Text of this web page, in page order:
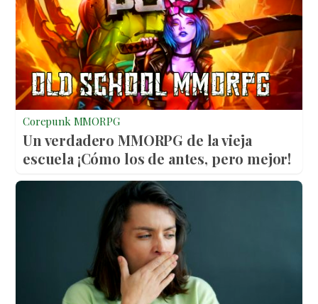
Corepunk MMORPG
Un verdadero MMORPG de la vieja
escuela ¡Cómo los de antes, pero mejor!